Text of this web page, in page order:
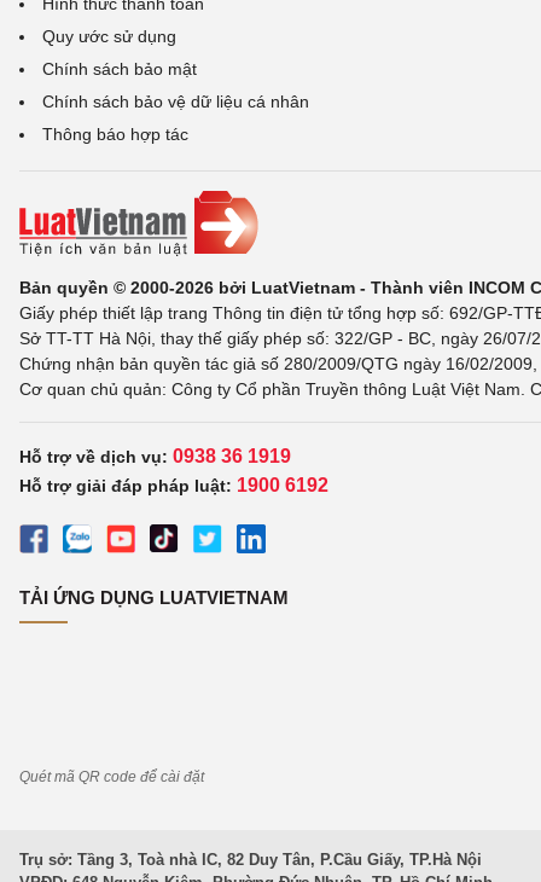
Hình thức thanh toán
Quy ước sử dụng
Chính sách bảo mật
Chính sách bảo vệ dữ liệu cá nhân
Thông báo hợp tác
Bản quyền © 2000-2026 bởi LuatVietnam - Thành viên INCOM
Giấy phép thiết lập trang Thông tin điện tử tổng hợp số: 692/GP-
Sở TT-TT Hà Nội, thay thế giấy phép số: 322/GP - BC, ngày 26/
Chứng nhận bản quyền tác giả số 280/2009/QTG ngày 16/02/
Cơ quan chủ quản: Công ty Cổ phần Truyền thông Luật Việt Nam.
Hỗ trợ về dịch vụ: 0938 36 1919
Hỗ trợ giải đáp pháp luật: 1900 6192
TẢI ỨNG DỤNG LUATVIETNAM
Quét mã QR code để cài đặt
Trụ sở: Tầng 3, Toà nhà IC, 82 Duy Tân, P.Cầu Giấy, TP.Hà Nội